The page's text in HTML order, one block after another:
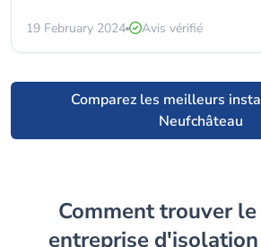
19 February 2024 Avis vérifié
Comparez les meilleurs
Neufchâteau
Comment trouver le meilleur
entreprise